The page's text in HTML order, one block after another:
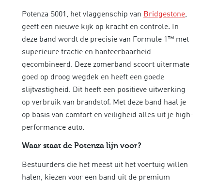
Potenza S001, het vlaggenschip van Bridgestone,
geeft een nieuwe kijk op kracht en controle. In
deze band wordt de precisie van Formule 1™ met
superieure tractie en hanteerbaarheid
gecombineerd. Deze zomerband scoort uitermate
goed op droog wegdek en heeft een goede
slijtvastigheid. Dit heeft een positieve uitwerking
op verbruik van brandstof. Met deze band haal je
op basis van comfort en veiligheid alles uit je high-
performance auto.
Waar staat de Potenza lijn voor?
Bestuurders die het meest uit het voertuig willen
halen, kiezen voor een band uit de premium